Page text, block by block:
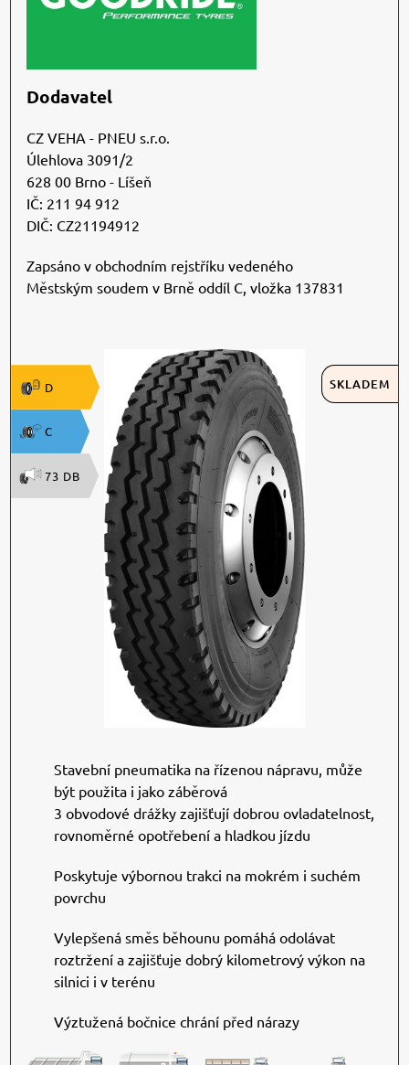
SKLADEM
D
C
73 DB
Stavební pneumatika na řízenou nápravu, může
být použita i jako záběrová
3 obvodové drážky zajišťují dobrou ovladatelnost,
rovnoměrné opotřebení a hladkou jízdu
Poskytuje výbornou trakci na mokrém i suchém
povrchu
Vylepšená směs běhounu pomáhá odolávat
roztržení a zajišťuje dobrý kilometrový výkon na
silnici i v terénu
Výztužená bočnice chrání před nárazy
Dodavatel
CZ VEHA - PNEU s.r.o.
Úlehlova 3091/2
628 00 Brno - Líšeň
IČ: 211 94 912
DIČ: CZ21194912
Zapsáno v obchodním rejstříku vedeného
Městským soudem v Brně oddíl C, vložka 137831